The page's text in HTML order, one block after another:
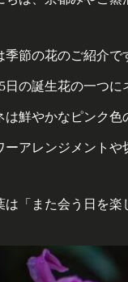
季節の花のご紹介で
日の誕生花の一つに
は鮮やかなピンク色
ーアレンジメントや
は「また会う日を楽